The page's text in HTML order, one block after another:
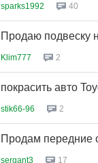
sparks1992 40
Продаю подвеску
Klim777 2
покрасить авто
stik66-96 2
Продам передние
sergant3 17